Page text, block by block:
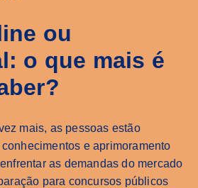
ou
o que mais é
mais, as pessoas estão
e aprimoramento
as demandas do mercado
para concursos públicos